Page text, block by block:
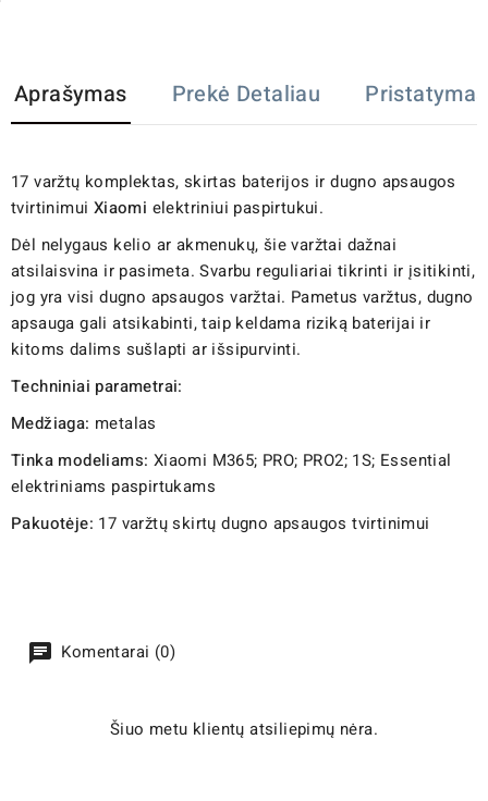
Aprašymas Prekė Detaliau Pristatymas
17 varžtų komplektas, skirtas baterijos ir dugno apsaugos
tvirtinimui Xiaomi elektriniui paspirtukui.
Dėl nelygaus kelio ar akmenukų, šie varžtai dažnai
atsilaisvina ir pasimeta. Svarbu reguliariai tikrinti ir įsitikinti,
jog yra visi dugno apsaugos varžtai. Pametus varžtus, dugno
apsauga gali atsikabinti, taip keldama riziką baterijai ir
kitoms dalims sušlapti ar išsipurvinti.
Techniniai parametrai:
Medžiaga: metalas
Tinka modeliams: Xiaomi M365; PRO; PRO2; 1S; Essential
elektriniams paspirtukams
Pakuotėje: 17 varžtų skirtų dugno apsaugos tvirtinimui
Komentarai (0)
Šiuo metu klientų atsiliepimų nėra.